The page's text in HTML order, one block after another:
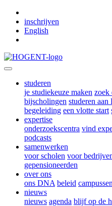
inschrijven
English
studeren
je studiekeuze maken zoek
bijscholingen studeren
begeleiding een vlotte start
expertise
onderzoekscentra vind
podcasts
samenwerken
voor scholen voor
gepensioneerden
over ons
ons DNA beleid campussen
nieuws
nieuws agenda blijf op de